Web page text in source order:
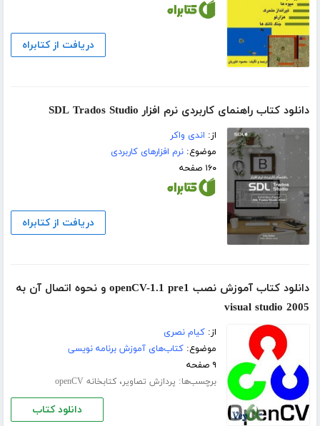
دریافت از کتابراه
دانلود کتاب راهنمای کاربردی نرم افزار SDL Trados Studio
از: اندی واکر
موضوع:نرم افزارهای کاربردی
۱۶۰ صفحه
دریافت از کتابراه
دانلود کتاب آموزش نصب openCV-1.1 pre1 و نحوه اتصال آن به
visual studio 2005
از:کیام نصری
موضوع:کتاب‌های آموزش برنامه نویسی
۹ صفحه
برچسب‌ها: پردازش تصاویر،کتابخانه ‎ openCV
دانلود کتاب